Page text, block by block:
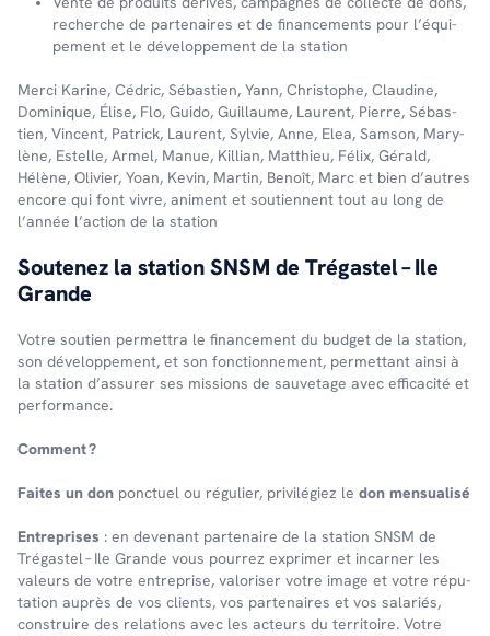
recherche de parte­naires et de finan­ce­ments pour l’équi­
pe­ment et le déve­lop­pe­ment de la station
Merci Karine, Cédric, Sébas­tien, Yann, Chris­tophe, Clau­dine,
Domi­nique, Élise, Flo, Guido, Guillaume, Laurent, Pierre, Sébas­
tien, Vincent, Patrick, Laurent, Sylvie, Anne, Elea, Samson, Mary­
lène, Estelle, Armel, Manue, Killian, Matthieu, Félix, Gérald,
Hélène, Olivier, Yoan, Kevin, Martin, Benoît, Marc et bien d’autres
encore qui font vivre, animent et soutiennent tout au long de
l’an­née l’ac­tion de la station
Soute­nez la station SNSM de Trégas­tel – Ile
Grande
Votre soutien permet­tra le finan­ce­ment du budget de la station,
son déve­lop­pe­ment, et son fonc­tion­ne­ment, permet­tant ainsi à
la station d’as­su­rer ses missions de sauve­tage avec effi­ca­cité et
perfor­mance.
Comment ?
Faites un don ponc­tuel ou régu­lier, privi­lé­giez le don mensua­lisé
Entre­prises : en deve­nant parte­naire de la station SNSM de
Trégas­tel – Ile Grande vous pour­rez expri­mer et incar­ner les
valeurs de votre entre­prise, valo­ri­ser votre image et votre répu­
ta­tion auprès de vos clients, vos parte­naires et vos sala­riés,
construire des rela­tions avec les acteurs du terri­toire. Votre